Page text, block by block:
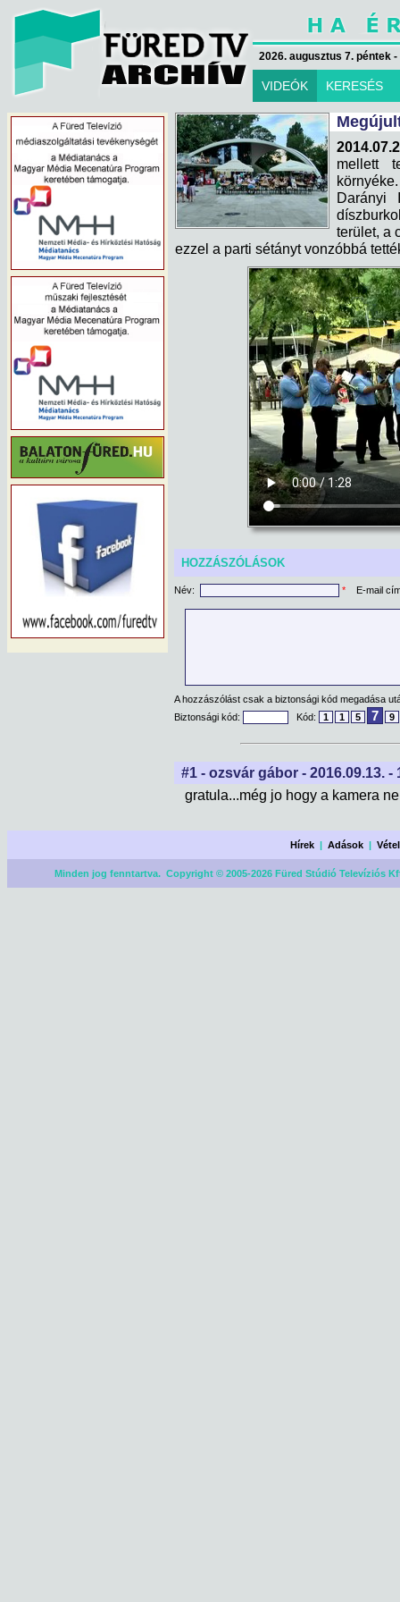
2026. augusztus 7. péntek
VIDEÓK KERESÉS
mellett
Darányi
terület, a
ezzel a parti sétányt vonzóbbá
HOZZÁSZÓLÁSOK
Név: * E-mail
A hozzászólást csak a biztonsági kód megadása
Biztonsági kód:
Kód: 1 1 5 7 9
#1 - ozsvár gábor - 2016.09.13. -
gratula...még jo hogy a kamera
Hírek |Adások |
Minden jog fenntartva. Copyright © 2005-2026 Füred Stúdió Televíziós